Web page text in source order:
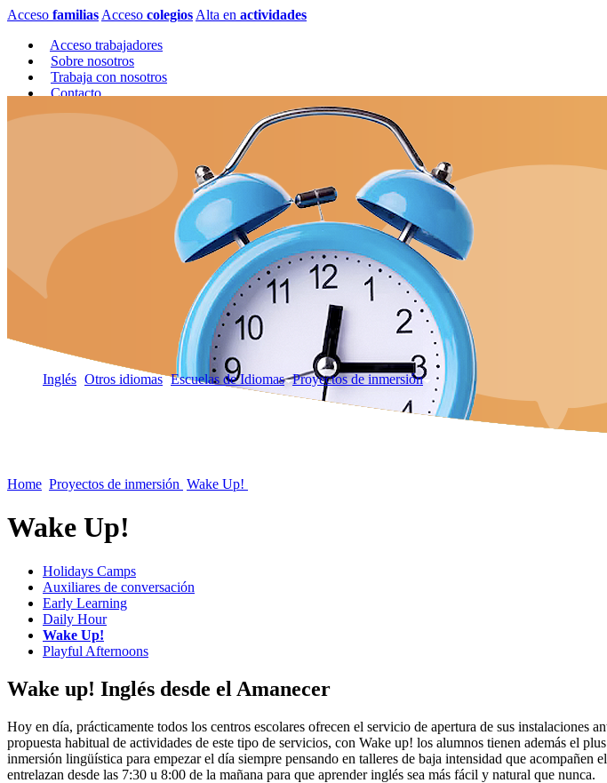
Acceso familias Acceso colegios Alta en actividades
Acceso trabajadores
Sobre nosotros
Trabaja con nosotros
Contacto
Inglés Otros idiomas Escuelas de Idiomas Proyectos de inmersión
Home Proyectos de inmersión Wake Up!
Wake Up!
Holidays Camps
Auxiliares de conversación
Early Learning
Daily Hour
Wake Up!
Playful Afternoons
Wake up! Inglés desde el Amanecer
Hoy en día, prácticamente todos los centros escolares ofrecen el servicio de apertura de sus instalaciones
propuesta habitual de actividades de este tipo de servicios, con Wake up! los alumnos tienen además el
inmersión lingüística para empezar el día siempre pensando en talleres de baja intensidad que
entrelazan desde las 7:30 u 8:00 de la mañana para que aprender inglés sea más fácil y natural que nunca.